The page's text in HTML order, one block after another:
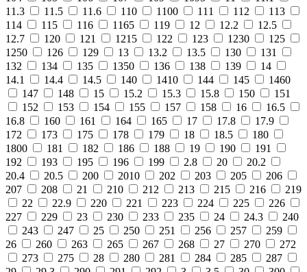
11.3
11.5 11.6 110 1100 111 112
113
114
115 116 1165 119 12 12.2
12.5
12.7
120 121 1215 122 123 1230
125
1250
126 129 13 13.2 13.5 130
131
132
134 135 1350 136 138 139
14
14.1
14.4 14.5 140 1410 144 145
1460
147
148 15 15.2 15.3 15.8 150
151
152
153 154 155 157 158 16
16.5
16.8
160 161 164 165 17 17.8
17.9
172
173 175 178 179 18 18.5
180
1800
181 182 186 188 19 190
191
192
193 195 196 199 2.8 20
20.2
20.4
20.5 200 2010 202 203 205
206
207
208 21 210 212 213 215 216
219
22
22.9 220 221 223 224 225
226
227
229 23 230 233 235 24 24.3
240
243
247 25 250 251 256 257
259
26
260 263 265 267 268 27 270
272
273
275 28 280 281 284 285
287